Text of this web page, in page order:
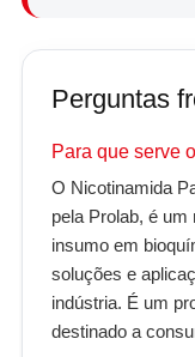
Perguntas
Para que serve
O Nicotinamida
pela Prolab, é um
insumo em
soluções e
indústria. É um
destinado a